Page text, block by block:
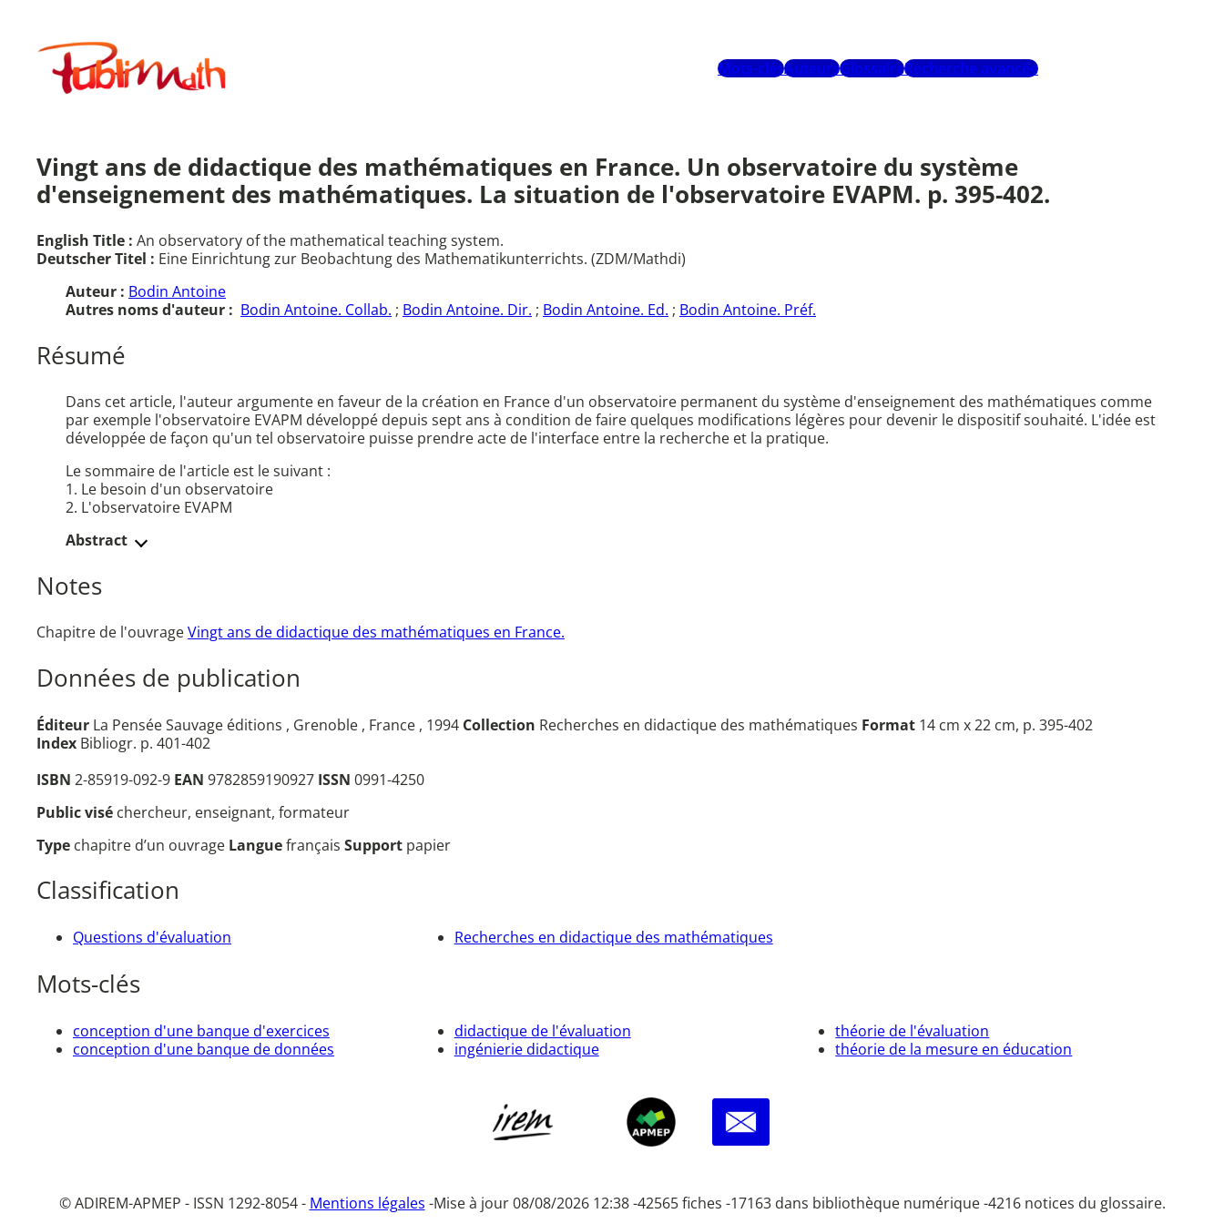
contenuPublimath
Mots-clésAuteursGlossaireRecherche avancée
Vingt ans de didactique des mathématiques en France. Un observatoire du système
d'enseignement des mathématiques. La situation de l'observatoire EVAPM. p. 395-402.
English Title : An observatory of the mathematical teaching system.
Deutscher Titel : Eine Einrichtung zur Beobachtung des Mathematikunterrichts. (ZDM/Mathdi)
Auteur : Bodin Antoine
Autres noms d'auteur : Bodin Antoine. Collab. ; Bodin Antoine. Dir. ; Bodin Antoine. Ed. ; Bodin Antoine. Préf.
Résumé
Dans cet article, l'auteur argumente en faveur de la création en France d'un observatoire permanent du système d'enseignement des mathématiques comme
par exemple l'observatoire EVAPM développé depuis sept ans à condition de faire quelques modifications légères pour devenir le dispositif souhaité. L'idée est
développée de façon qu'un tel observatoire puisse prendre acte de l'interface entre la recherche et la pratique.
Le sommaire de l'article est le suivant :
1. Le besoin d'un observatoire
2. L'observatoire EVAPM
Abstract
Notes
Chapitre de l'ouvrageVingt ans de didactique des mathématiques en France.
Données de publication
Éditeur La Pensée Sauvage éditions , Grenoble , France , 1994 Collection Recherches en didactique des mathématiques Format 14 cm x 22 cm, p. 395-402
Index Bibliogr. p. 401-402
ISBN 2-85919-092-9 EAN 9782859190927 ISSN 0991-4250
Public visé chercheur, enseignant, formateur
Type chapitre d’un ouvrage Languefrançais Support papier
Classification
Questions d'évaluation Recherches en didactique des mathématiques
Mots-clés
conception d'une banque d'exercices
conception d'une banque de données
didactique de l'évaluation
ingénierie didactique
théorie de l'évaluation
théorie de la mesure en éducation
© ADIREM-APMEP - ISSN 1292-8054 - Mentions légales -Mise à jour 08/08/2026 12:38 -42565 fiches -17163 dans bibliothèque numérique -4216 notices du glossaire.